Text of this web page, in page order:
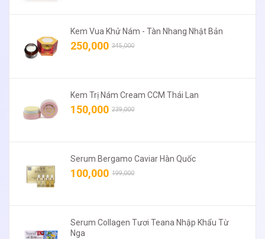
Kem Vua Khử Nám - Tàn Nhang Nhật Bản
250,000 345,000
Kem Trị Nám Cream CCM Thái Lan
150,000 239,000
Serum Bergamo Caviar Hàn Quốc
100,000 199,000
Serum Collagen Tươi Teana Nhập Khẩu Từ
Nga